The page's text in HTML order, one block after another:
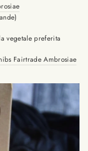
vegetale preferita
Fairtrade Ambrosiae